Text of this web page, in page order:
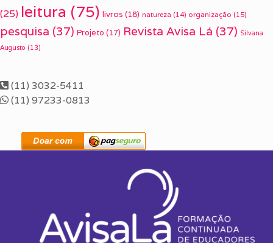
(25) leitura (75) livros (18) natureza (14) organização (15)
pesquisa (37) Projeto (17) Revista Avisa Lá (37) Silvana
Augusto (13)
(11) 3032-5411
(11) 97233-0813